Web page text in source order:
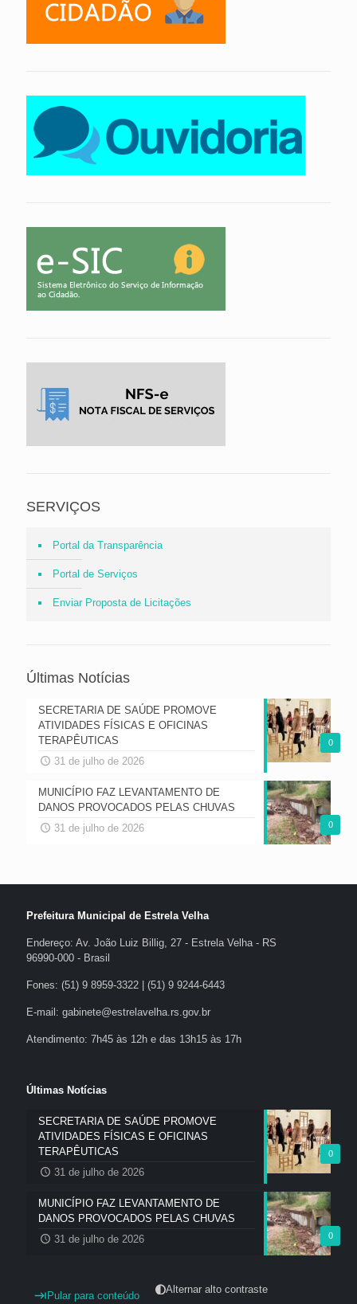
SERVIÇOS
Portal da Transparência
Portal de Serviços
Enviar Proposta de Licitações
Últimas Notícias
0
SECRETARIA DE SAÚDE PROMOVE
ATIVIDADES FÍSICAS E OFICINAS
TERAPÊUTICAS
31 de julho de 2026
0
MUNICÍPIO FAZ LEVANTAMENTO DE
DANOS PROVOCADOS PELAS CHUVAS
31 de julho de 2026
Prefeitura Municipal de Estrela Velha
Endereço: Av. João Luiz Billig, 27 - Estrela Velha - RS
96990-000 - Brasil
Fones: (51) 9 8959-3322 | (51) 9 9244-6443
E-mail: gabinete@estrelavelha.rs.gov.br
Atendimento: 7h45 às 12h e das 13h15 às 17h
Últimas Notícias
0
SECRETARIA DE SAÚDE PROMOVE
ATIVIDADES FÍSICAS E OFICINAS
TERAPÊUTICAS
31 de julho de 2026
0
MUNICÍPIO FAZ LEVANTAMENTO DE
DANOS PROVOCADOS PELAS CHUVAS
31 de julho de 2026
Pular para conteúdo Alternar alto contraste